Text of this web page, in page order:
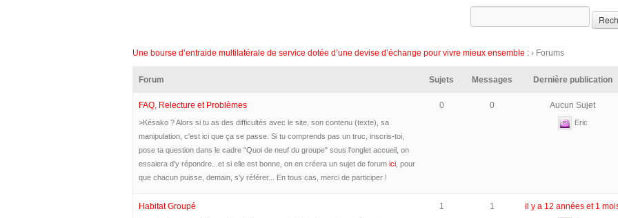
Une bourse d’entraide multilatérale de service dotée d’une devise d’échange pour vivre mieux ensemble : › Forums
Forum Sujets Messages Dernière publication
FAQ, Relecture et Problèmes
>Késako ? Alors si tu as des difficultés avec le site, son contenu (texte), sa
manipulation, c'est ici que ça se passe. Si tu comprends pas un truc, inscris-toi,
pose ta question dans le cadre "Quoi de neuf du groupe" sous l'onglet accueil, on
essaiera d'y répondre...et si elle est bonne, on en créera un sujet de forum ici , pour
que chacun puisse, demain, s'y référer... En tous cas, merci de participer !
0 0 Aucun Sujet
Eric
Habitat Groupé 1 1 il y a 12 années et 1